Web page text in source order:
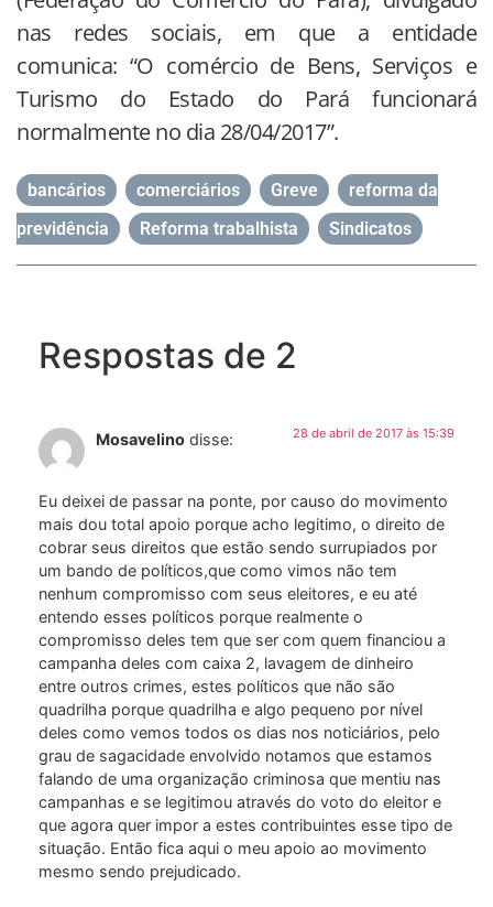
nas redes sociais, em que a entidade
comunica: “O comércio de Bens, Serviços e
Turismo do Estado do Pará funcionará
normalmente no dia 28/04/2017”.
bancários comerciários Greve
reforma da
previdência
Reforma trabalhista Sindicatos
Respostas de 2
Mosavelino disse: 28 de abril de 2017 às 15:39
Eu deixei de passar na ponte, por causo do movimento
mais dou total apoio porque acho legitimo, o direito de
cobrar seus direitos que estão sendo surrupiados por
um bando de políticos,que como vimos não tem
nenhum compromisso com seus eleitores, e eu até
entendo esses políticos porque realmente o
compromisso deles tem que ser com quem financiou a
campanha deles com caixa 2, lavagem de dinheiro
entre outros crimes, estes políticos que não são
quadrilha porque quadrilha e algo pequeno por nível
deles como vemos todos os dias nos noticiários, pelo
grau de sagacidade envolvido notamos que estamos
falando de uma organização criminosa que mentiu nas
campanhas e se legitimou através do voto do eleitor e
que agora quer impor a estes contribuintes esse tipo de
situação. Então fica aqui o meu apoio ao movimento
mesmo sendo prejudicado.